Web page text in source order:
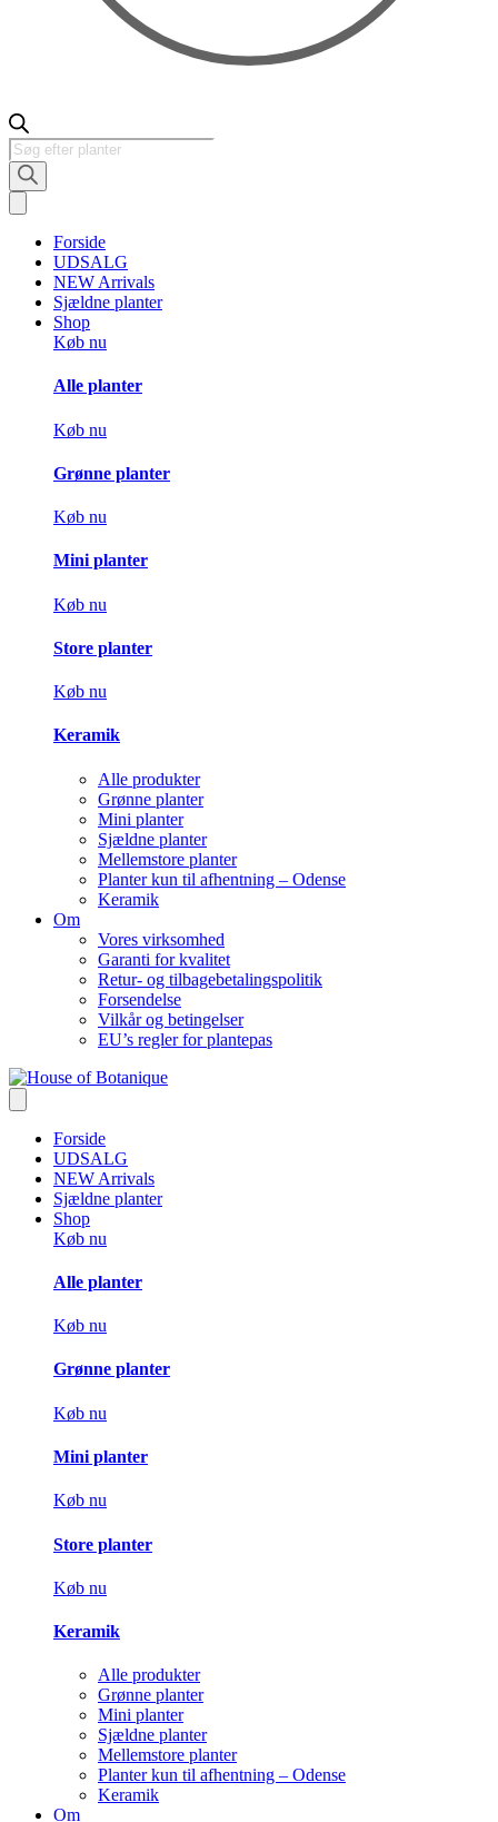
Products
search
Forside
UDSALG
NEW Arrivals
Sjældne planter
Shop
Køb nu
Alle planter
Køb nu
Grønne planter
Køb nu
Mini planter
Køb nu
Store planter
Køb nu
Keramik
Alle produkter
Grønne planter
Mini planter
Sjældne planter
Mellemstore planter
Planter kun til afhentning – Odense
Keramik
Om
Vores virksomhed
Garanti for kvalitet
Retur- og tilbagebetalingspolitik
Forsendelse
Vilkår og betingelser
EU’s regler for plantepas
Forside
UDSALG
NEW Arrivals
Sjældne planter
Shop
Køb nu
Alle planter
Køb nu
Grønne planter
Køb nu
Mini planter
Køb nu
Store planter
Køb nu
Keramik
Alle produkter
Grønne planter
Mini planter
Sjældne planter
Mellemstore planter
Planter kun til afhentning – Odense
Keramik
Om